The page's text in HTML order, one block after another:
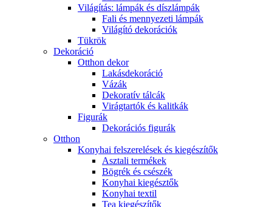
Világítás: lámpák és díszlámpák
Fali és mennyezeti lámpák
Világító dekorációk
Tükrök
Dekoráció
Otthon dekor
Lakásdekoráció
Vázák
Dekoratív tálcák
Virágtartók és kalitkák
Figurák
Dekorációs figurák
Otthon
Konyhai felszerelések és kiegészítők
Asztali termékek
Bögrék és csészék
Konyhai kiegésztők
Konyhai textil
Tea kiegészítők